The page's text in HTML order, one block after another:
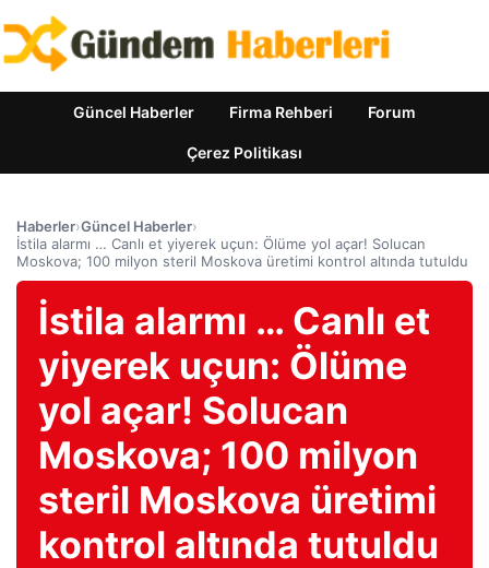
Güncel Haberler Firma Rehberi Forum
Çerez Politikası
Haberler›Güncel Haberler›
İstila alarmı … Canlı et yiyerek uçun: Ölüme yol açar! Solucan
Moskova; 100 milyon steril Moskova üretimi kontrol altında tutuldu
İstila alarmı … Canlı et
yiyerek uçun: Ölüme
yol açar! Solucan
Moskova; 100 milyon
steril Moskova üretimi
kontrol altında tutuldu